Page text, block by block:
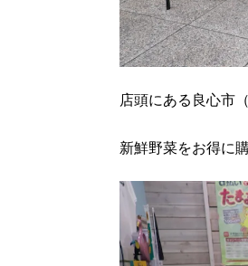
店頭にある良心市
新鮮野菜をお得に